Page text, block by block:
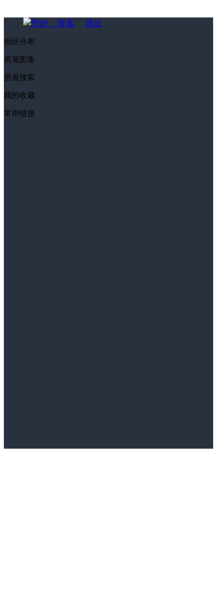
您好，游客 退出
街区分布
房屋图集
房屋搜索
我的收藏
常用链接